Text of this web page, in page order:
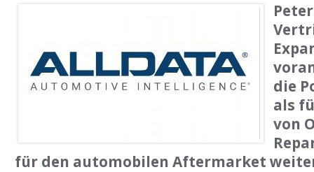
die
als
von
für den automobilen Aftermarket